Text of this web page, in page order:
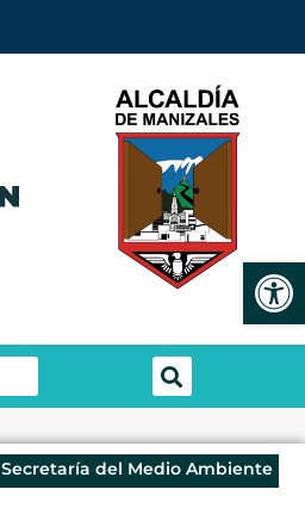
Secretaría del Medio Ambiente